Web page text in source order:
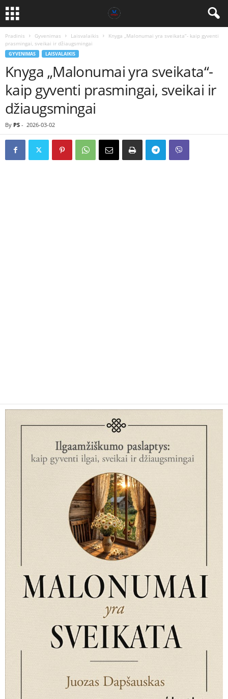
Pradinis Gyvenimas Laisvalaikis
Knyga „Malonumai yra sveikata“- kaip gyventi
prasmingai, sveikai ir džiaugsmingai
GYVENIMAS LAISVALAIKIS
Knyga „Malonumai yra sveikata“-
kaip gyventi prasmingai, sveikai ir
džiaugsmingai
By PS - 2026-03-02